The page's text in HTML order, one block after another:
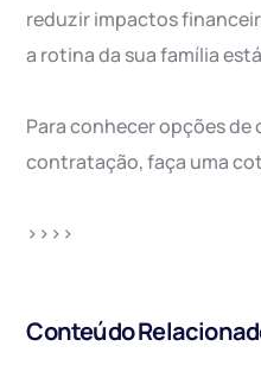
reduzir impactos
a rotina da sua família
Para conhecer opções
contratação, faça uma
>>>>
Conteúdo